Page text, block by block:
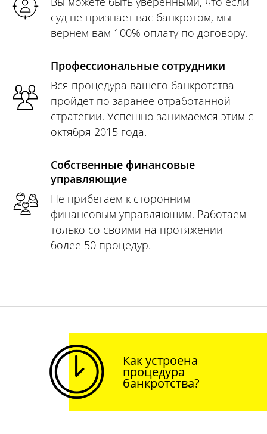
суд не признает вас банкротом, мы
вернем вам 100% оплату по договору.
Профессиональные сотрудники
Вся процедура вашего банкротства
пройдет по заранее отработанной
стратегии. Успешно занимаемся этим с
октября 2015 года.
Собственные финансовые
управляющие
Не прибегаем к сторонним
финансовым управляющим. Работаем
только со своими на протяжении
более 50 процедур.
Как устроена
процедура
банкротства?